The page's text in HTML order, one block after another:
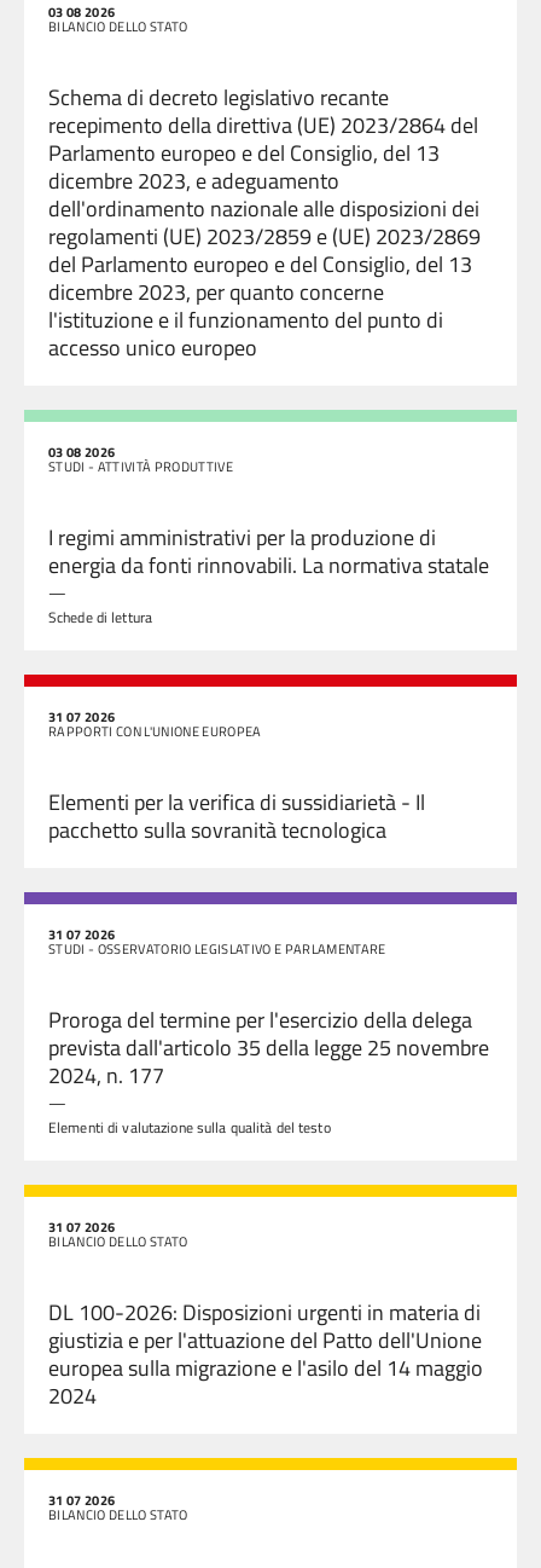
03 08 2026
BILANCIO DELLO STATO
Schema di decreto legislativo recante
recepimento della direttiva (UE) 2023/2864 del
Parlamento europeo e del Consiglio, del 13
dicembre 2023, e adeguamento
dell'ordinamento nazionale alle disposizioni dei
regolamenti (UE) 2023/2859 e (UE) 2023/2869
del Parlamento europeo e del Consiglio, del 13
dicembre 2023, per quanto concerne
l'istituzione e il funzionamento del punto di
accesso unico europeo
03 08 2026
STUDI - ATTIVITÀ PRODUTTIVE
I regimi amministrativi per la produzione di
energia da fonti rinnovabili. La normativa statale
—
Schede di lettura
31 07 2026
RAPPORTI CON L'UNIONE EUROPEA
Elementi per la verifica di sussidiarietà - Il
pacchetto sulla sovranità tecnologica
31 07 2026
STUDI - OSSERVATORIO LEGISLATIVO E PARLAMENTARE
Proroga del termine per l'esercizio della delega
prevista dall'articolo 35 della legge 25 novembre
2024, n. 177
—
Elementi di valutazione sulla qualità del testo
31 07 2026
BILANCIO DELLO STATO
DL 100-2026: Disposizioni urgenti in materia di
giustizia e per l'attuazione del Patto dell'Unione
europea sulla migrazione e l'asilo del 14 maggio
2024
31 07 2026
BILANCIO DELLO STATO